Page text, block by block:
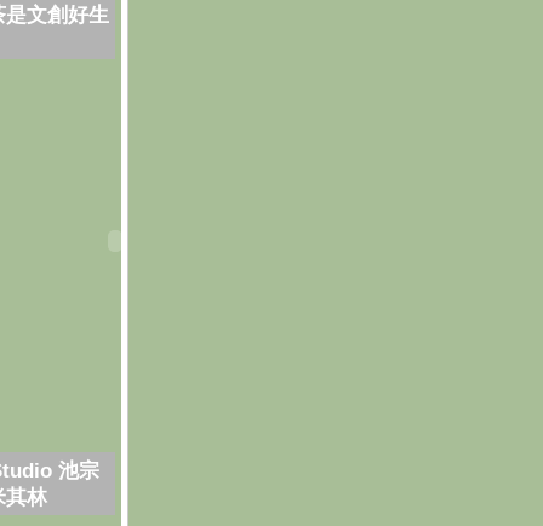
文創好生
池宗
其林